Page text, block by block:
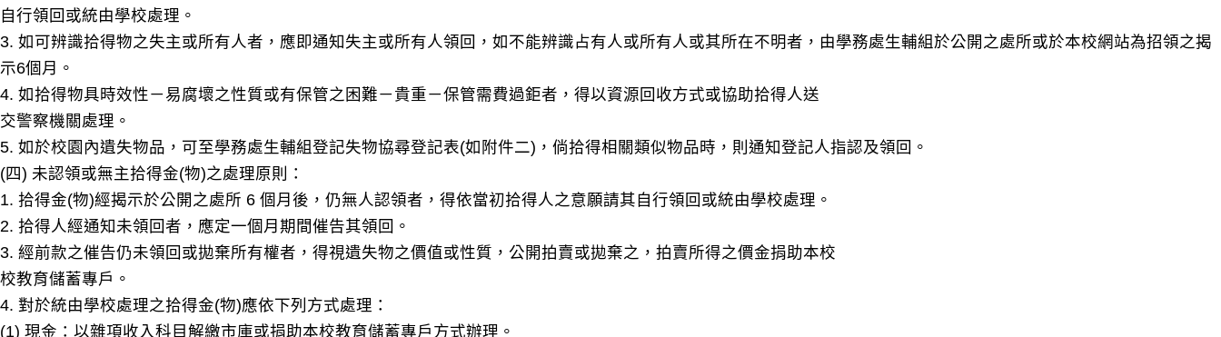
自行領回或統由學校處理。
3. 如可辨識拾得物之失主或所有人者，應即通知失主或所有人領回，如不能辨識占有人或所有人或其所在不明者，由學務處生輔組於公開之處所或於本校網站為招領之揭
示6個月。
4. 如拾得物具時效性－易腐壞之性質或有保管之困難－貴重－保管需費過鉅者，得以資源回收方式或協助拾得人送
交警察機關處理。
5. 如於校園內遺失物品，可至學務處生輔組登記失物協尋登記表(如附件二)，倘拾得相關類似物品時，則通知登記人指認及領回。
(四) 未認領或無主拾得金(物)之處理原則：
1. 拾得金(物)經揭示於公開之處所 6 個月後，仍無人認領者，得依當初拾得人之意願請其自行領回或統由學校處理。
2. 拾得人經通知未領回者，應定一個月期間催告其領回。
3. 經前款之催告仍未領回或拋棄所有權者，得視遺失物之價值或性質，公開拍賣或拋棄之，拍賣所得之價金捐助本校
校教育儲蓄專戶。
4. 對於統由學校處理之拾得金(物)應依下列方式處理：
(1) 現金：以雜項收入科目解繳市庫或捐助本校教育儲蓄專戶方式辦理。